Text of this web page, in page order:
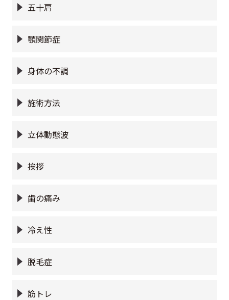
五十肩
顎関節症
身体の不調
施術方法
立体動態波
挨拶
歯の痛み
冷え性
脱毛症
筋トレ